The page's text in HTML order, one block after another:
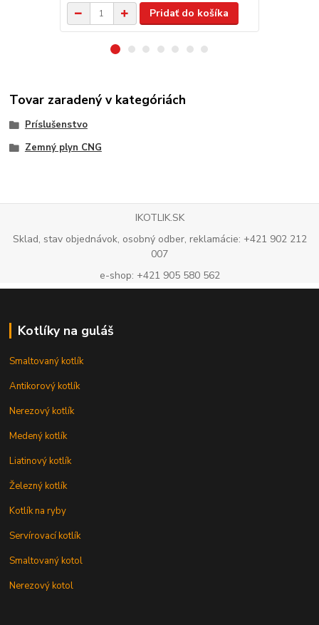
Pridať do košíka
Tovar zaradený v kategóriách
Príslušenstvo
Zemný plyn CNG
IKOTLIK.SK
Sklad, stav objednávok, osobný odber, reklamácie: +421 902 212
007
e-shop: +421 905 580 562
Kotlíky na guláš
Smaltovaný kotlík
Antikorový kotlík
Nerezový kotlík
Medený kotlík
Liatinový kotlík
Železný kotlík
Kotlík na ryby
Servírovací kotlík
Smaltovaný kotol
Nerezový kotol